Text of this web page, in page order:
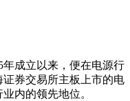
成立以来，便在电源行
券交易所主板上市的电
内的领先地位。